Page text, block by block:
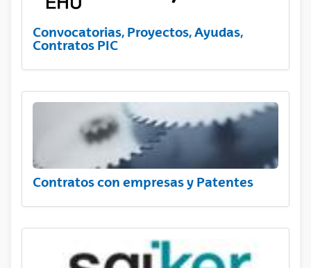
Convocatorias, Proyectos, Ayudas,
Contratos PIC
Contratos con empresas y Patentes